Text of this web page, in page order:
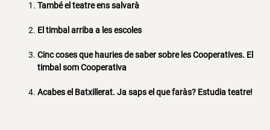
També el teatre ens salvarà
El timbal arriba a les escoles
Cinc coses que hauries de saber sobre les Cooperatives. El
timbal som Cooperativa
Acabes el Batxillerat. Ja saps el que faràs? Estudia teatre!